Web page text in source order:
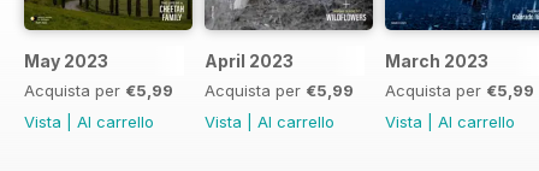
May 2023
Acquista per €5,99
Vista
Al carrello
April 2023
Acquista per €5,99
Vista
Al carrello
March 2023
Acquista per €5,99
Vista
Al carrello